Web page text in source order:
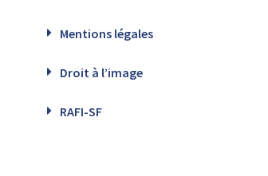
Mentions légales
Droit à l’image
RAFI-SF